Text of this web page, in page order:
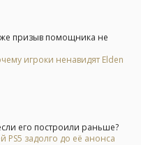
призыв помощника не
игроки ненавидят Elden
его построили раньше?
PS5 задолго до её анонса